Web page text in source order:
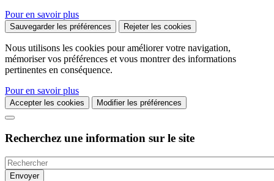
Pour en savoir plus
Sauvegarder les préférences Rejeter les cookies
Nous utilisons les cookies pour améliorer votre navigation,
mémoriser vos préférences et vous montrer des informations
pertinentes en conséquence.
Pour en savoir plus
Accepter les cookies Modifier les préférences
Recherchez une information sur le site